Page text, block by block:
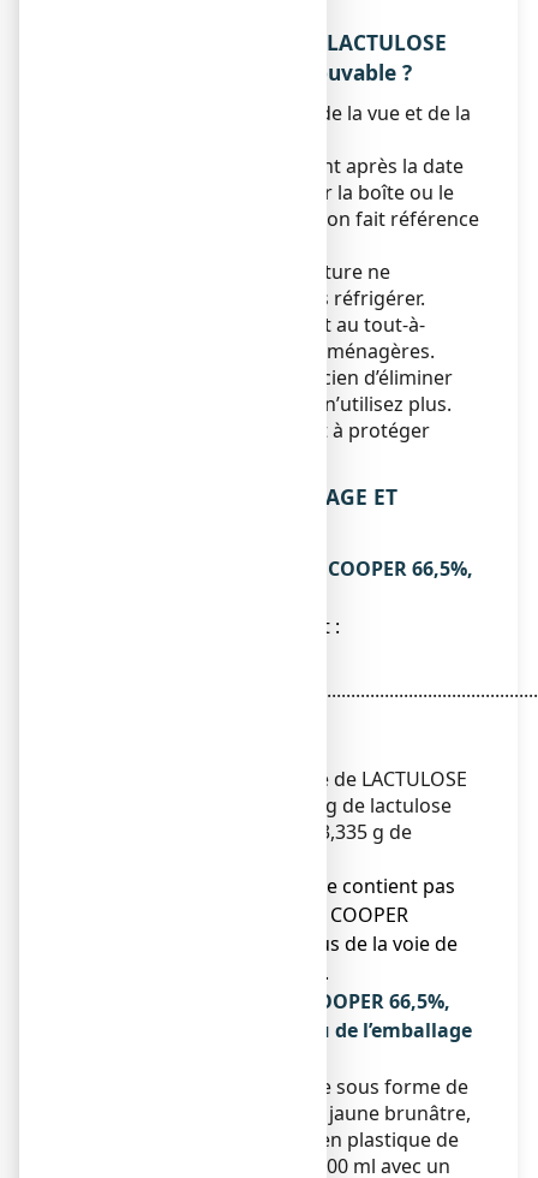
5. COMMENT CONSERVER LACTULOSE
COOPER 66,5%, solution buvable ?
Tenir ce médicament hors de la vue et de la
N’utilisez pas ce médicament après la date
de péremption indiquée sur la boîte ou le
flacon. La date de péremption fait référence
A conserver à une température ne
dépassant pas 25°C. Ne pas réfrigérer.
Ne jetez aucun médicament au tout-à-
les ordures ménagères.
Demandez à votre pharmacien d’éliminer
les médicaments que vous n’utilisez plus.
Ces mesures contribueront à protéger
6. CONTENU DE L’EMBALLAGE ET
Ce que contient LACTULOSE COOPER 66,5%,
● La substance active est :
1 ml de solution buvable de LACTULOSE
COOPER contient 667 mg de lactulose
liquide et 5 ml contient 3,335 g de
● LACTULOSE COOPER ne contient pas
d’excipients. LACTULOSE COOPER
contient des résidus issus de la voie de
synthèse (voir section 2).
Qu’est-ce que LACTULOSE COOPER 66,5%,
solution buvable et contenu de l’emballage
Ce médicament se présente sous forme de
solution buvable incolore à jaune brunâtre,
limpide, visqueuse. Flacon en plastique de
200 ml, 300 ml, 500 ml et 1000 ml avec un